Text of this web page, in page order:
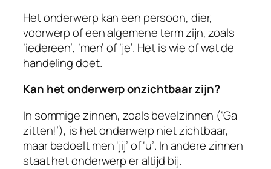
Het onderwerp kan een persoon, dier,
voorwerp of een algemene term zijn, zoals
‘iedereen’, ‘men’ of ‘je’. Het is wie of wat de
handeling doet.
Kan het onderwerp onzichtbaar zijn?
In sommige zinnen, zoals bevelzinnen (‘Ga
zitten!’), is het onderwerp niet zichtbaar,
maar bedoelt men ‘jij’ of ‘u’. In andere zinnen
staat het onderwerp er altijd bij.